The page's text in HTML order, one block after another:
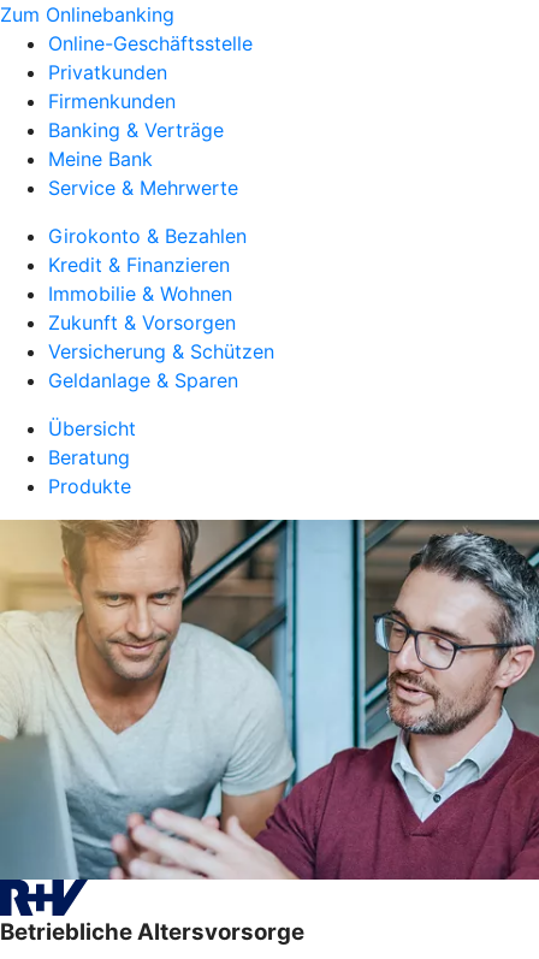
Zum Onlinebanking
Online-Geschäftsstelle
Privatkunden
Firmenkunden
Banking & Verträge
Meine Bank
Service & Mehrwerte
Girokonto & Bezahlen
Kredit & Finanzieren
Immobilie & Wohnen
Zukunft & Vorsorgen
Versicherung & Schützen
Geldanlage & Sparen
Übersicht
Beratung
Produkte
Betriebliche Altersvorsorge